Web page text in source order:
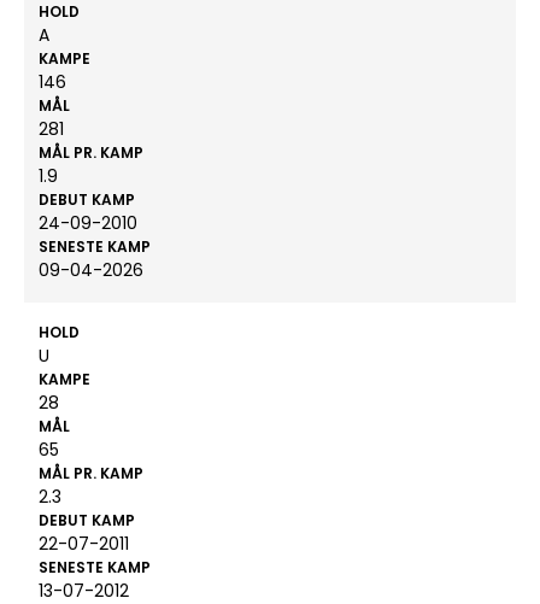
HOLD
A
KAMPE
146
MÅL
281
MÅL PR. KAMP
1.9
DEBUT KAMP
24-09-2010
SENESTE KAMP
09-04-2026
HOLD
U
KAMPE
28
MÅL
65
MÅL PR. KAMP
2.3
DEBUT KAMP
22-07-2011
SENESTE KAMP
13-07-2012